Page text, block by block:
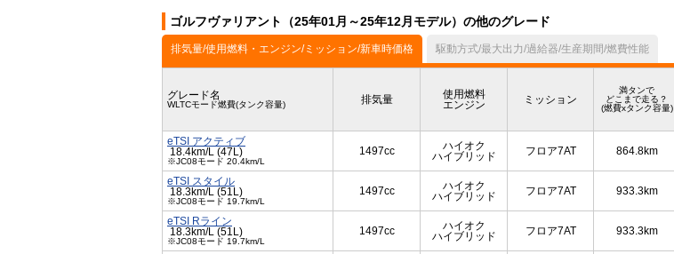
ゴルフヴァリアント（25年01月～25年12月モデル）の他のグレード
排気量/使用燃料・エンジン/ミッション/新車時価格 駆動方式/最大出力/過給器/生産期間/燃費性能
グレード名
WLTCモード燃費(タンク容量) 排気量
使用燃料
エンジン
ミッション
満タンで
どこまで走る？
(燃費xタンク容量)
eTSI アクティブ
18.4km/L (47L)
※JC08モード 20.4km/L
1497cc
ハイオク
ハイブリッド
フロア7AT 864.8km
eTSI スタイル
18.3km/L (51L)
※JC08モード 19.7km/L
1497cc
ハイオク
ハイブリッド
フロア7AT 933.3km
eTSI Rライン
18.3km/L (51L)
※JC08モード 19.7km/L
1497cc
ハイオク
ハイブリッド
フロア7AT 933.3km